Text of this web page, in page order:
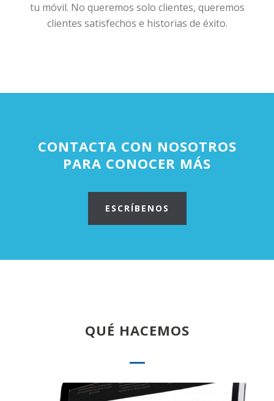
tu móvil. No queremos solo clientes, queremos
clientes satisfechos e historias de éxito.
CONTACTA CON NOSOTROS
PARA CONOCER MÁS
ESCRÍBENOS
QUÉ HACEMOS